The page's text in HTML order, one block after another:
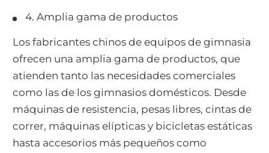
4. Amplia gama de productos
Los fabricantes chinos de equipos de gimnasia
ofrecen una amplia gama de productos, que
atienden tanto las necesidades comerciales
como las de los gimnasios domésticos. Desde
máquinas de resistencia, pesas libres, cintas de
correr, máquinas elípticas y bicicletas estáticas
hasta accesorios más pequeños como